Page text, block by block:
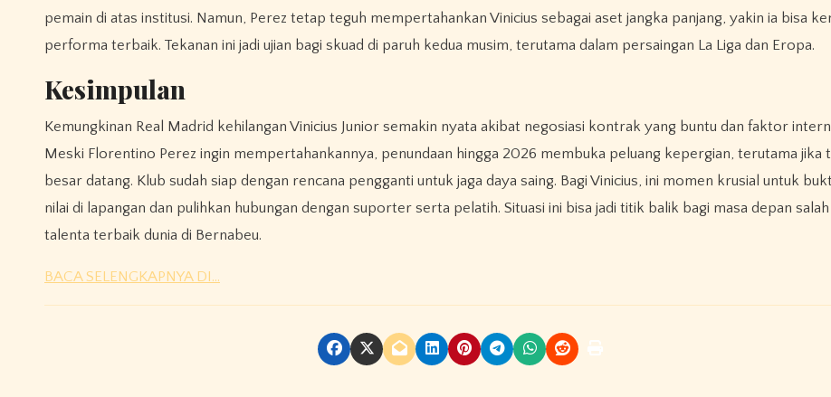
pemain di atas institusi. Namun, Perez tetap teguh mempertahankan Vinicius sebagai aset jangka panjang, yakin ia bisa
performa terbaik. Tekanan ini jadi ujian bagi skuad di paruh kedua musim, terutama dalam persaingan La Liga dan Eropa.
Kesimpulan
Kemungkinan Real Madrid kehilangan Vinicius Junior semakin nyata akibat negosiasi kontrak yang buntu dan faktor
Meski Florentino Perez ingin mempertahankannya, penundaan hingga 2026 membuka peluang kepergian, terutama jika
besar datang. Klub sudah siap dengan rencana pengganti untuk jaga daya saing. Bagi Vinicius, ini momen krusial untuk
nilai di lapangan dan pulihkan hubungan dengan suporter serta pelatih. Situasi ini bisa jadi titik balik bagi masa depan
talenta terbaik dunia di Bernabeu.
BACA SELENGKAPNYA DI…